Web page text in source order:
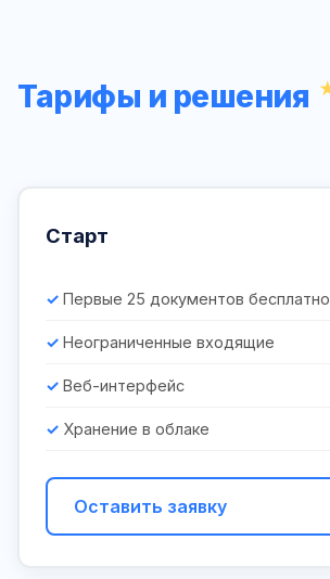
Тарифы и решения
Старт
Первые 25 документов бесплатно
Неограниченные входящие
Веб-интерфейс
Хранение в облаке
Оставить заявку